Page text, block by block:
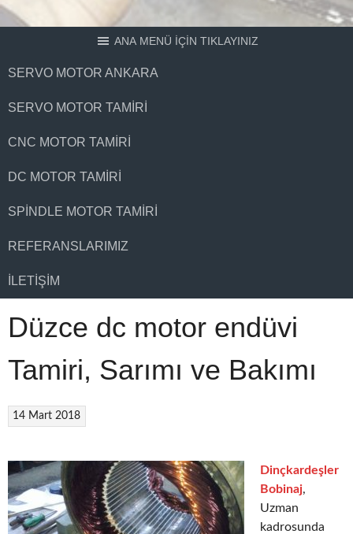
ANA MENÜ İÇİN TIKLAYINIZ
SERVO MOTOR ANKARA
SERVO MOTOR TAMIRI
CNC MOTOR TAMIRI
DC MOTOR TAMIRI
SPINDLE MOTOR TAMIRI
REFERANSLARIMIZ
İLETIŞIM
Düzce dc motor endüvi
Tamiri, Sarımı ve Bakımı
14 Mart 2018
Dinçkardeşler
Bobinaj,
Uzman
kadrosunda